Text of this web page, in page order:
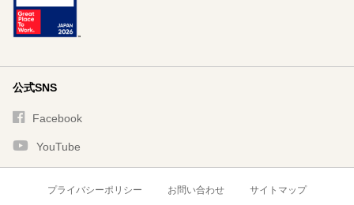
公式SNS
Facebook
YouTube
プライバシーポリシー お問い合わせ サイトマップ